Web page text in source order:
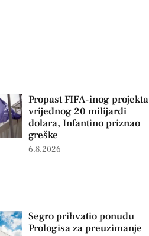
Propast FIFA-inog projekta
vrijednog 20 milijardi
dolara, Infantino priznao
greške
6.8.2026
Segro prihvatio ponudu
Prologisa za preuzimanje